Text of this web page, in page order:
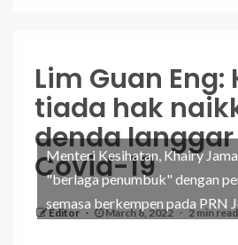
Lim Guan
tiada hak
denda langgar
Covid-19
Editor March 8, 2022 2 min read
Menteri Kesihatan, Khairy
"berlaga penumbuk" dengan
semasa berkempen pada PRN